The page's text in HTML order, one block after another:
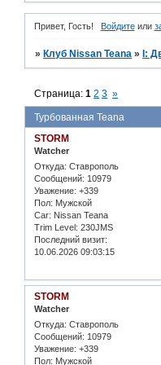
Привет, Гость! Войдитеили
» Клуб Nissan Teana » I:
Турбованная Teana
Страница:1 2 3 »
STORM
Watcher
Откуда: Ставрополь
Сообщений: 10979
Уважение: +339
Пол: Мужской
Car: Nissan Teana
Trim Level: 230JMS
Последний визит:
10.06.2026 09:03:15
STORM
Watcher
Откуда: Ставрополь
Сообщений: 10979
Уважение: +339
Пол: Мужской